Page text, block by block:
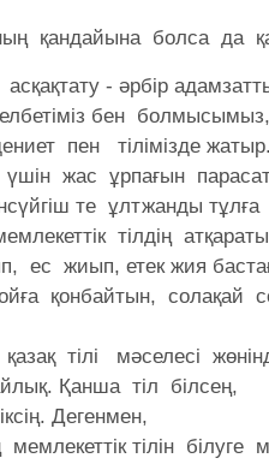
қандайына болса да
- әрбір
бен
пен тілімізде
үшін жас ұрпағын
те ұлтжанды тұлға
тілдің
ес жиып, етек жия
ойға қонбайтын, солақай
тілі мәселесі
Қанша тіл білсең,
Дегенмен,
тілін білуге